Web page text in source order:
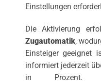
Einstellungen
Die Aktivierung
Zugautomatik,
Einsteiger geeignet
informiert jederzeit
in